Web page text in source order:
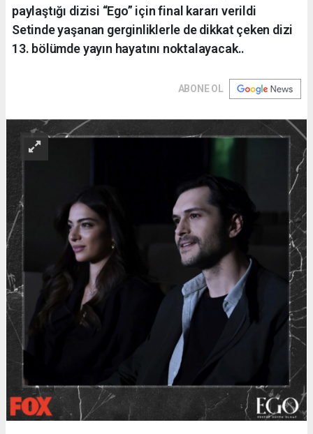
paylaştığı dizisi “Ego” için final kararı verildi
Setinde yaşanan gerginliklerle de dikkat çeken dizi
13. bölümde yayın hayatını noktalayacak..
ABONE OL